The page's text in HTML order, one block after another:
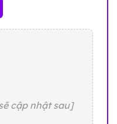
cập nhật sau]